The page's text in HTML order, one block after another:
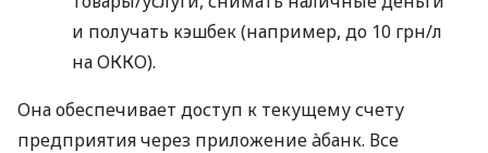
и получать кэшбек (например, до 10 грн/л
на ОККО).
Она обеспечивает доступ к текущему счету
предприятия через приложение àбанк. Все